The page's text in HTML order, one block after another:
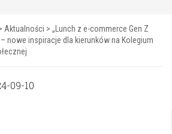
Aktualności > „Lunch z e-commerce Gen Z
nowe inspiracje dla kierunków na Kolegium
09-10